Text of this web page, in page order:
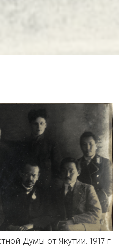
Думы от Якутии. 1917 г